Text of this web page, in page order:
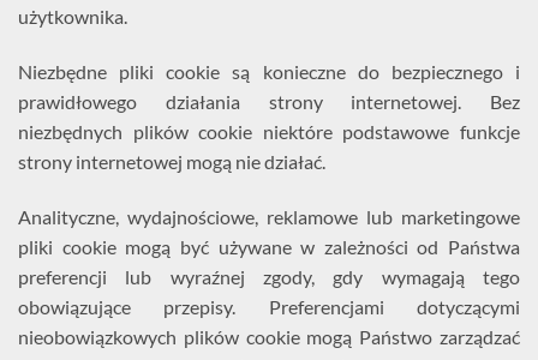
użytkownika.
Niezbędne pliki cookie są konieczne do bezpiecznego i
prawidłowego działania strony internetowej. Bez
niezbędnych plików cookie niektóre podstawowe funkcje
strony internetowej mogą nie działać.
Analityczne, wydajnościowe, reklamowe lub marketingowe
pliki cookie mogą być używane w zależności od Państwa
preferencji lub wyraźnej zgody, gdy wymagają tego
obowiązujące przepisy. Preferencjami dotyczącymi
nieobowiązkowych plików cookie mogą Państwo zarządzać